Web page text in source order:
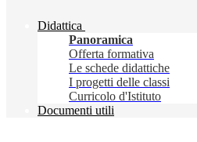
Didattica
Panoramica
Offerta formativa
Le schede didattiche
I progetti delle classi
Curricolo d'Istituto
Documenti utili